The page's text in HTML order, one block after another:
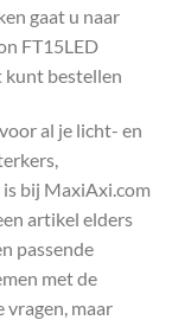
gaat u naar
FT15LED
kunt bestellen
al je licht- en
bij MaxiAxi.com
artikel elders
passende
met de
vragen, maar